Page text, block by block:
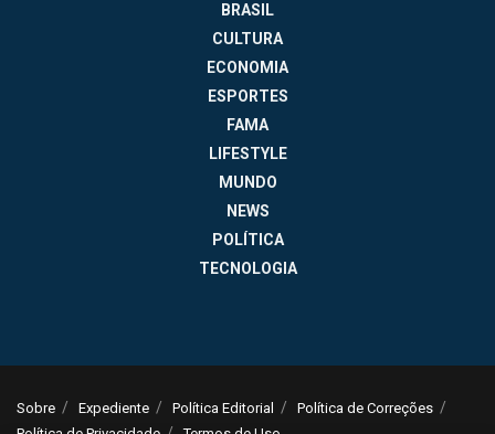
BRASIL
CULTURA
ECONOMIA
ESPORTES
FAMA
LIFESTYLE
MUNDO
NEWS
POLÍTICA
TECNOLOGIA
Sobre Expediente Política Editorial
Política de Correções